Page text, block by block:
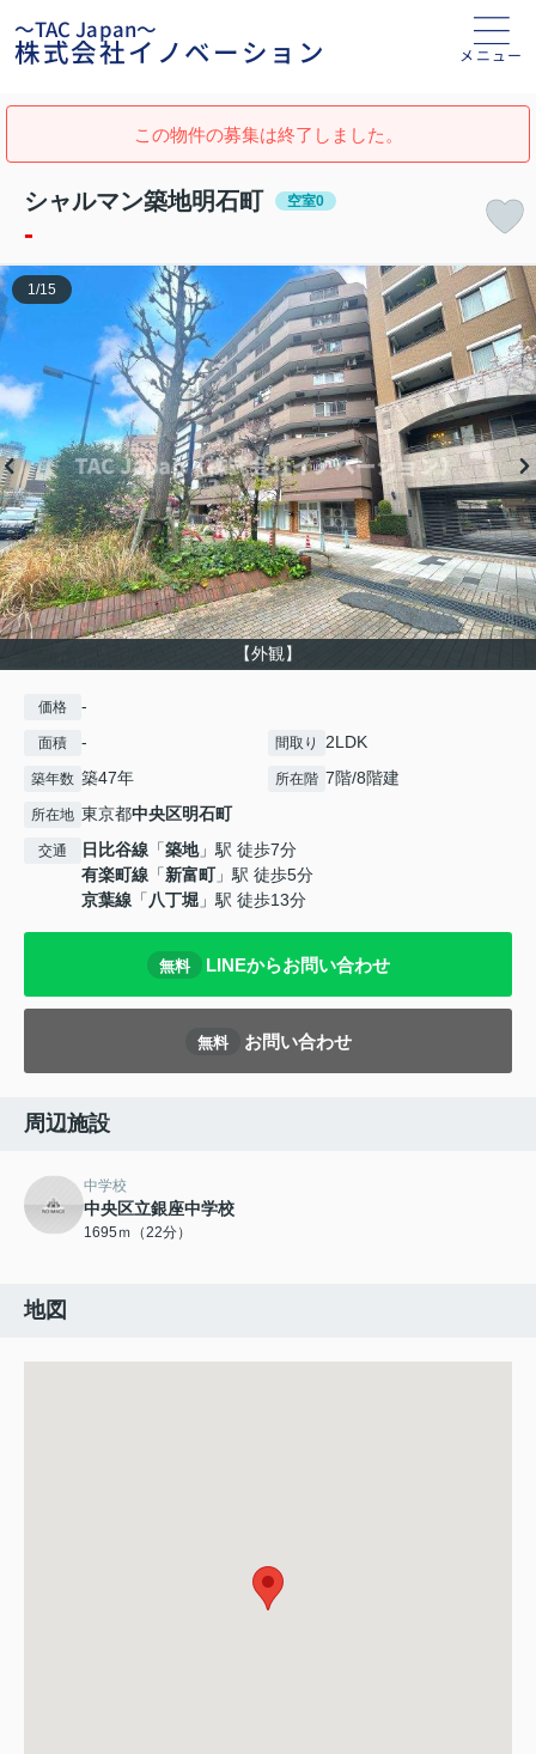
～TAC Japan～
株式会社イノベーション メニュー
この物件の募集は終了しました。
シャルマン築地明石町 空室0
-
【外観】
1 /15
価格 -
面積 - 間取り 2LDK
築年数 築47年 所在階 7階/8階建
所在地 東京都中央区明石町
交通 日比谷線 「築地」駅 徒歩7分
有楽町線 「新富町」駅 徒歩5分
京葉線 「 八丁堀 」駅 徒歩13分
無料 LINEからお問い合わせ
無料 お問い合わせ
周辺施設
中学校
中央区立銀座中学校
1695ｍ（22分）
地図